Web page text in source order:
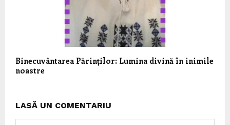
Binecuvântarea Părinților: Lumina divină în inimile
noastre
LASĂ UN COMENTARIU